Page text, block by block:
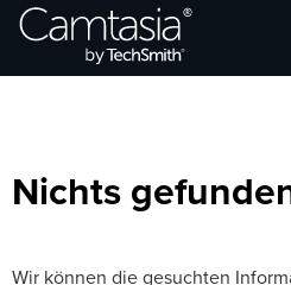
Direkt
zumBrowse Categories
Nichts
Wir können die gesuchten